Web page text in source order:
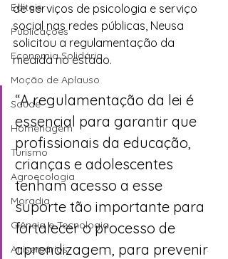
Editais
Publicações
Economia Solidária
Moção de Aplauso
Saúde
Homenagem
Turismo
Agroecologia
Moradia
Ciência e Tecnologia
Anisersários
de serviços de psicologia e serviço
social nas redes públicas, Neusa
solicitou a regulamentação da
medida no estado.
“A regulamentação da lei é
essencial para garantir que
profissionais da educação,
crianças e adolescentes
tenham acesso a esse
suporte tão importante para
fortalecer o processo de
aprendizagem, para prevenir